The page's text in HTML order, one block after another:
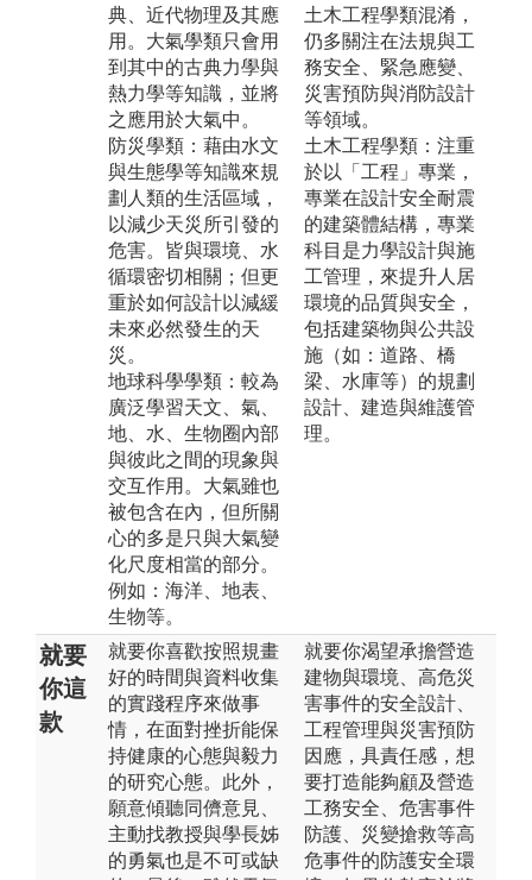
典、近代物理及其應
用。大氣學類只會用
到其中的古典力學與
熱力學等知識，並將
之應用於大氣中。
防災學類：藉由水文
與生態學等知識來規
劃人類的生活區域，
以減少天災所引發的
危害。皆與環境、水
循環密切相關；但更
重於如何設計以減緩
未來必然發生的天
災。
地球科學學類：較為
廣泛學習天文、氣、
地、水、生物圈內部
與彼此之間的現象與
交互作用。大氣雖也
被包含在內，但所關
心的多是只與大氣變
化尺度相當的部分。
例如：海洋、地表、
生物等。
土木工程學類混淆，
仍多關注在法規與工
務安全、緊急應變、
災害預防與消防設計
等領域。
土木工程學類：注重
於以「工程」專業，
專業在設計安全耐震
的建築體結構，專業
科目是力學設計與施
工管理，來提升人居
環境的品質與安全，
包括建築物與公共設
施（如：道路、橋
梁、水庫等）的規劃
設計、建造與維護管
理。
就要
你這
款
就要你喜歡按照規畫
好的時間與資料收集
的實踐程序來做事
情，在面對挫折能保
持健康的心態與毅力
的研究心態。此外，
願意傾聽同儕意見、
主動找教授與學長姊
的勇氣也是不可或缺
就要你渴望承擔營造
建物與環境、高危災
害事件的安全設計、
工程管理與災害預防
因應，具責任感，想
要打造能夠顧及營造
工務安全、危害事件
防護、災變搶救等高
危事件的防護安全環